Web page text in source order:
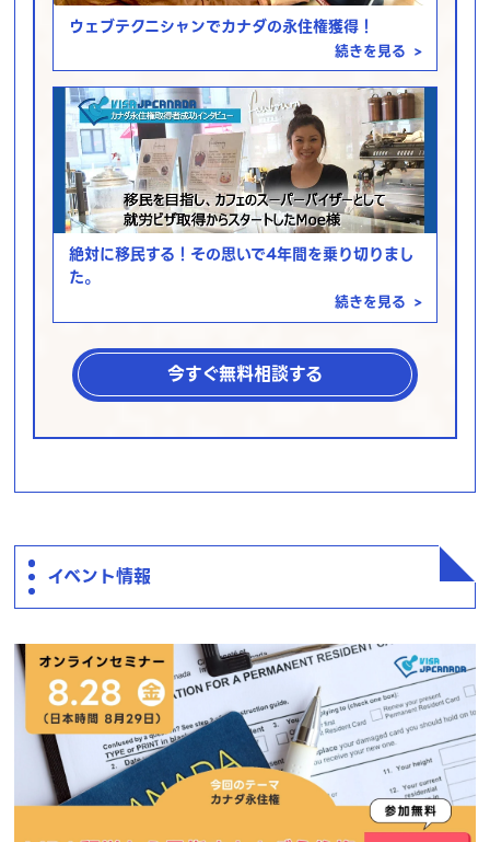
ウェブテクニシャンでカナダの永住権獲得！
続きを見る >
絶対に移民する！その思いで4年間を乗り切りまし
た。
続きを見る >
今すぐ無料相談する
イベント情報